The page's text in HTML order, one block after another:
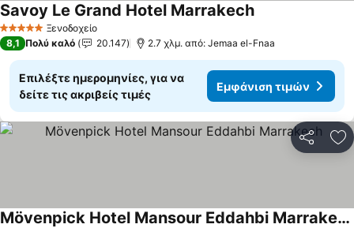
5 Αστέρια Ξενοδοχείο
Savoy Le Grand Hotel Marrakech
8,1 Πολύ καλό 20.147 2.7 χλμ. από: Jemaa el-Fnaa
Επιλέξτε ημερομηνίες, για να
δείτε τις ακριβείς τιμές
Εμφάνιση τιμών
Mövenpick Hotel Mansour Eddahbi Marrakech